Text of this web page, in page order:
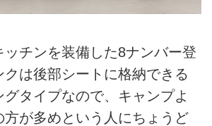
ッチンを装備した8ナンバー登
は後部シートに格納できる
グタイプなので、キャンプよ
方が多めという人にちょうど